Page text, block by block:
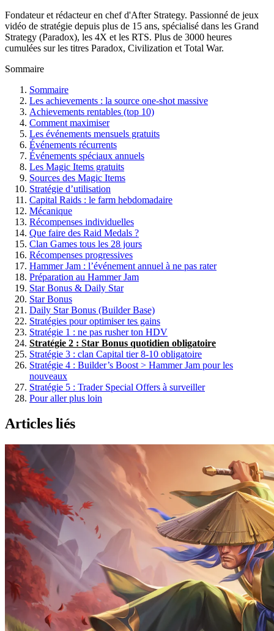
Fondateur et rédacteur en chef d'After Strategy. Passionné de jeux
vidéo de stratégie depuis plus de 15 ans, spécialisé dans les Grand
Strategy (Paradox), les 4X et les RTS. Plus de 3000 heures
cumulées sur les titres Paradox, Civilization et Total War.
Sommaire
Sommaire
Les achievements : la source one-shot massive
Achievements rentables (top 10)
Comment maximiser
Les événements mensuels gratuits
Événements récurrents
Événements spéciaux annuels
Les Magic Items gratuits
Sources des Magic Items
Stratégie d’utilisation
Capital Raids : le farm hebdomadaire
Mécanique
Récompenses individuelles
Que faire des Raid Medals ?
Clan Games tous les 28 jours
Récompenses progressives
Hammer Jam : l’événement annuel à ne pas rater
Préparation au Hammer Jam
Star Bonus & Daily Star
Star Bonus
Daily Star Bonus (Builder Base)
Stratégies pour optimiser tes gains
Stratégie 1 : ne pas rusher ton HDV
Stratégie 2 : Star Bonus quotidien obligatoire
Stratégie 3 : clan Capital tier 8-10 obligatoire
Stratégie 4 : Builder’s Boost > Hammer Jam pour les
nouveaux
Stratégie 5 : Trader Special Offers à surveiller
Pour aller plus loin
Articles liés